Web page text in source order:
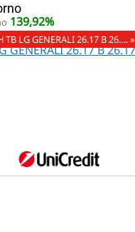
139,92%
TB LG GENERALI 26.17 B 26.… »